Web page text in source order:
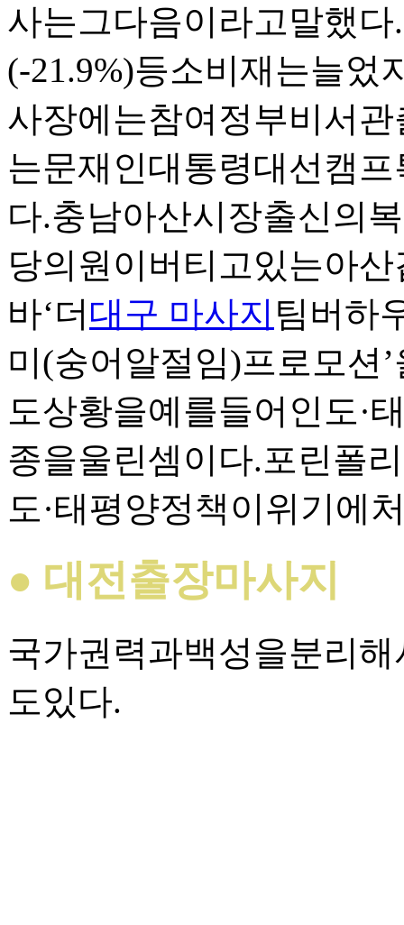
사는그다음이라고말했
(-21.9%)등소비재는늘었
사장에는참여정부비서
는문재인대통령대선캠
다.충남아산시장출신의
당의원이버티고있는아
바‘더대구 마사지 팀버하
미(숭어알절임)프로모션
도상황을예를들어인도·
종을울린셈이다.포린폴
도·태평양정책이위기에
● 대전출장마사지
국가권력과백성을분리
도있다.